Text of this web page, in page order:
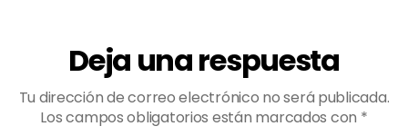
Deja una respuesta
Tu dirección de correo electrónico no será publicada.
Los campos obligatorios están marcados con *